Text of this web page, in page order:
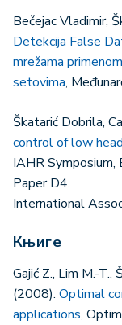
Bečejac Vladimir,
Detekcija False
mrežama
setovima,
Škatarić Dobrila,
control of low
IAHR
Paper D4.
International
Књиге
Gajić Z., Lim M.-T.,
(2008). Optimal
applications,